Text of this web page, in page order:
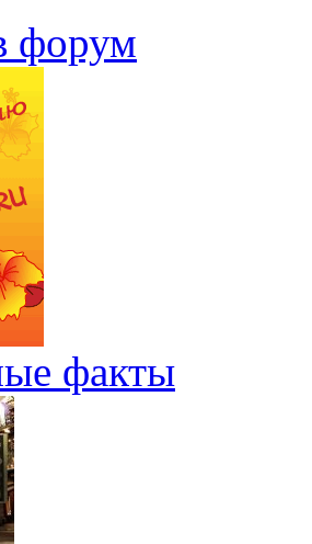
форум
факты